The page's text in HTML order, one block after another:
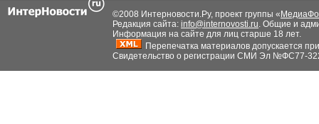
©2008 Интерновости.Ру, проект группы «
Редакция сайта: info@internovosti.ru. Общие и
Информация на сайте для лиц старше 18 лет.
Перепечатка материалов допускается
Свидетельство о регистрации СМИ Эл №ФС77-